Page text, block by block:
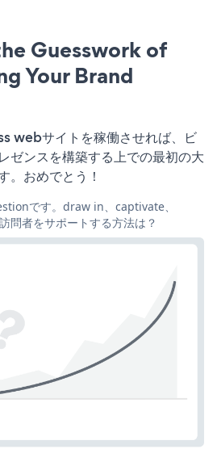
Guesswork of
Your Brand
webサイトを稼働させれば、ビ
ゼンスを構築する上での最初の大
。おめでとう！
です。draw in、captivate、
問者をサポートする方法は？